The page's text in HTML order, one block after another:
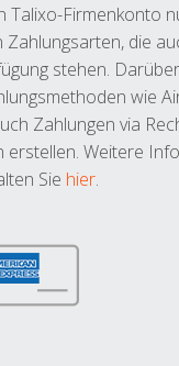
Talixo-Firmenkonto
Zahlungsarten, die
stehen.
wie
Zahlungen via
erstellen. Weitere
Sie hier.